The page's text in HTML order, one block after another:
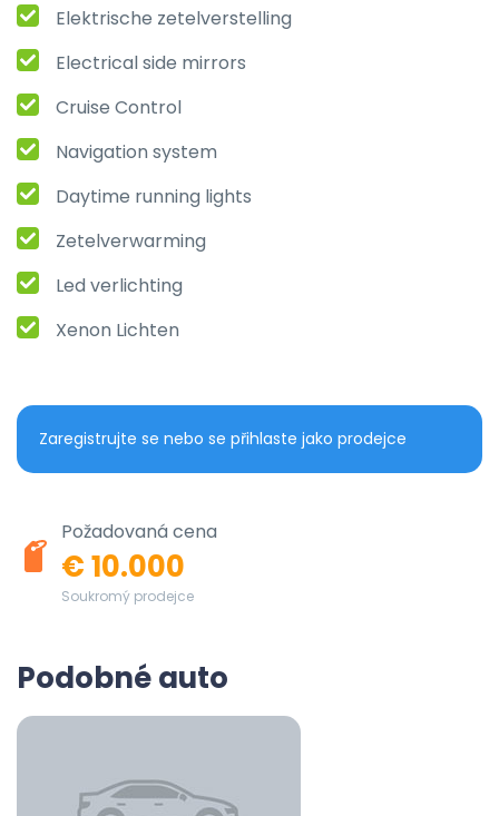
Elektrische zetelverstelling
Electrical side mirrors
Cruise Control
Navigation system
Daytime running lights
Zetelverwarming
Led verlichting
Xenon Lichten
Zaregistrujte se nebo se přihlaste jako prodejce
Požadovaná cena
€ 10.000
Soukromý prodejce
Podobné auto